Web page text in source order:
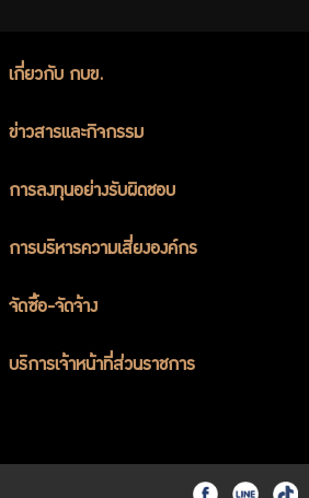
เกี่ยวกับ กบข.
ข่าวสารและกิจกรรม
การลงทุนอย่างรับผิดชอบ
การบริหารความเสี่ยงองค์กร
จัดซื้อ-จัดจ้าง
บริการเจ้าหน้าที่ส่วนราชการ